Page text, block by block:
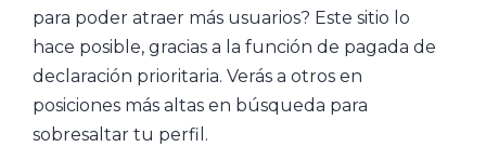
para poder atraer más usuarios? Este sitio lo
hace posible, gracias a la función de pagada de
declaración prioritaria. Verás a otros en
posiciones más altas en búsqueda para
sobresaltar tu perfil.